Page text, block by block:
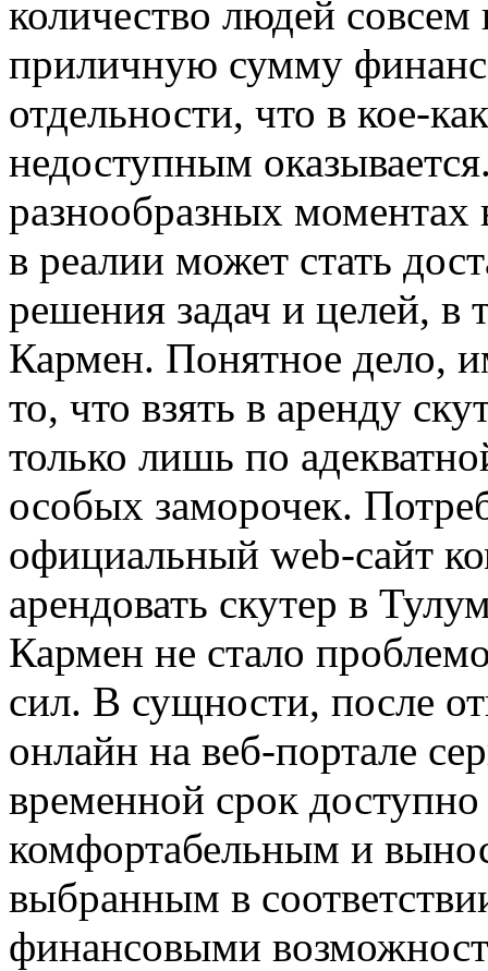
количество людей совсем
приличную сумму
отдельности, что в кое-
недоступным
разнообразных моментах
в реалии может стать
решения задач и целей, в
Кармен. Понятное дело,
то, что взять в аренду
только лишь по
особых заморочек.
официальный web-сайт
арендовать скутер в
Кармен не стало
сил. В сущности, после
онлайн на веб-портале
временной срок доступно
комфортабельным и
выбранным в
финансовыми